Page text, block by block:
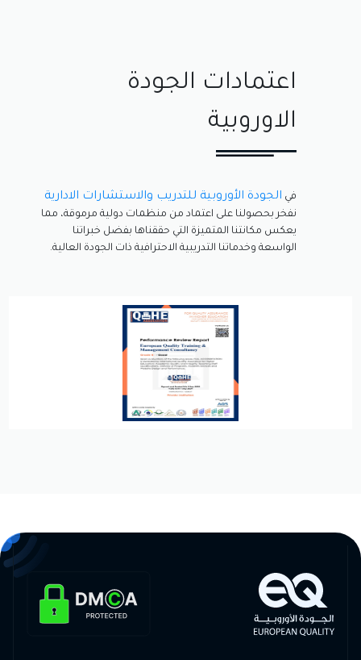
اعتمادات الجودة
الاوروبية
في الجودة الأوروبية للتدريب والاستشارات الادارية
نفخر بحصولنا على اعتماد من منظمات دولية مرموقة، مما
يعكس مكانتنا المتميزة التي حققناها بفضل خبراتنا
الواسعة وخدماتنا التدريبية الاحترافية ذات الجودة العالية.